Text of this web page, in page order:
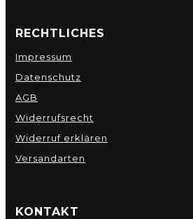
RECHTLICHES
Impressum
Datenschutz
AGB
Widerrufsrecht
Widerruf erklären
Versandarten
KONTAKT